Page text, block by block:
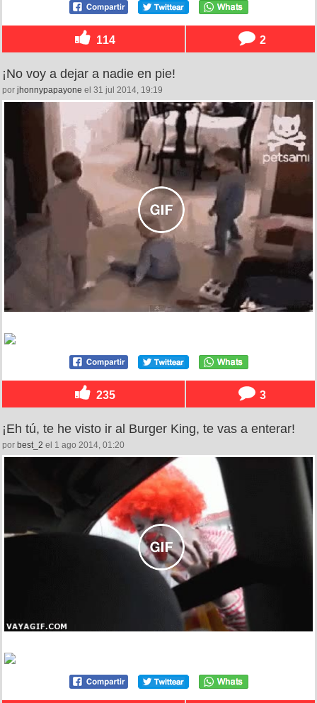
114 2
¡No voy a dejar a nadie en pie!
por jhonnypapayone el 31 jul 2014, 19:19
235 3
¡Eh tú, te he visto ir al Burger King, te vas a enterar!
por best_2 el 1 ago 2014, 01:20